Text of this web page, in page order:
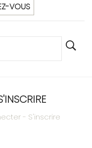
VOUS
- S'inscrire